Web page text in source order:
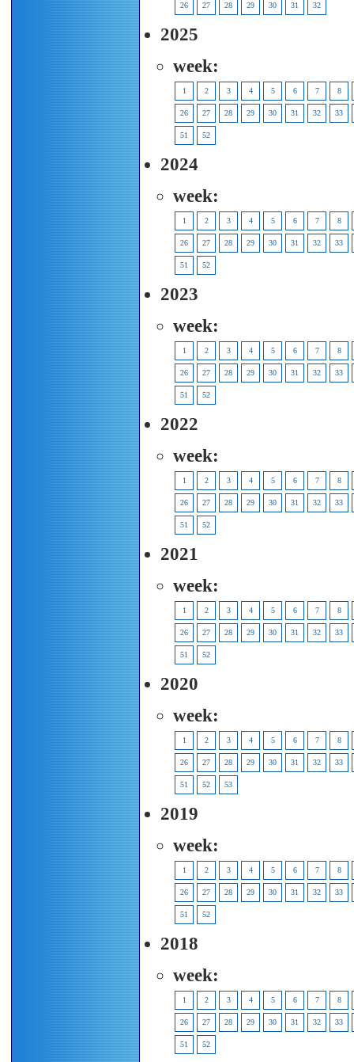
26 27 28 29 30 31 32
2025
week:
1 2 3 4 5 6 7 8
26 27 28 29 30 31 32 33
51 52
2024
week:
1 2 3 4 5 6 7 8
26 27 28 29 30 31 32 33
51 52
2023
week:
1 2 3 4 5 6 7 8
26 27 28 29 30 31 32 33
51 52
2022
week:
1 2 3 4 5 6 7 8
26 27 28 29 30 31 32 33
51 52
2021
week:
1 2 3 4 5 6 7 8
26 27 28 29 30 31 32 33
51 52
2020
week:
1 2 3 4 5 6 7 8
26 27 28 29 30 31 32 33
51 52 53
2019
week:
1 2 3 4 5 6 7 8
26 27 28 29 30 31 32 33
51 52
2018
week:
1 2 3 4 5 6 7 8
26 27 28 29 30 31 32 33
51 52